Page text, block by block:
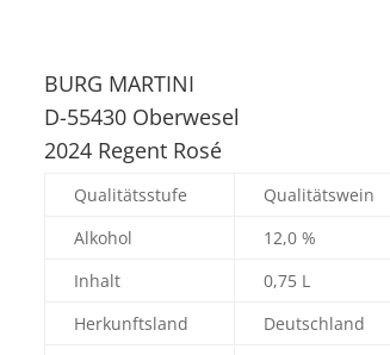
BURG MARTINI
D-55430 Oberwesel
2024 Regent Rosé
Qualitätsstufe
Qualitätswein
Alkohol
12,0 %
Inhalt
0,75 L
Herkunftsland
Deutschland